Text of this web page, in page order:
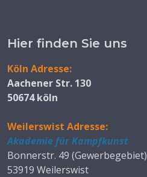
Hier finden Sie uns
Köln Adresse:
Aachener Str. 130
50674 köln
Weilerswist Adresse:
Akademie für Kampfkunst
Bonnerstr. 49 (Gewerbegebiet)
53919 Weilerswist